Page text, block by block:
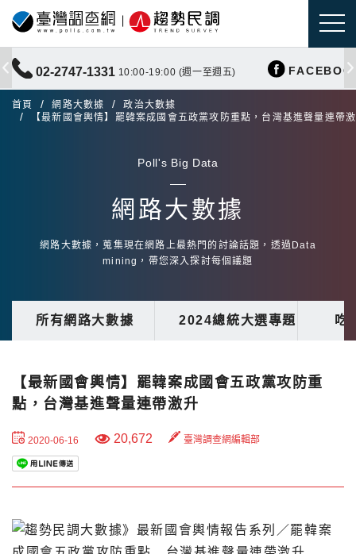
02-2747-1331 10:00-19:00 (週一至週五)
首頁 網路大數據
政治大數據
【最新國會輿情】罷韓案成國會五政黨攻防重點，台灣基進聲量連帶
Poll's Big Data
網路大數據
網路大數據，蒐集現在網路上最熱門的討論話題，透過Data
mining，帶您深入探討每個議題
所有網路大數據 2024總統大選專題 吃
【最新國會輿情】罷韓案成國會五政黨攻防重
點，台灣基進聲量連帶激升
2020-06-16 20,672 臺灣調查網編輯部